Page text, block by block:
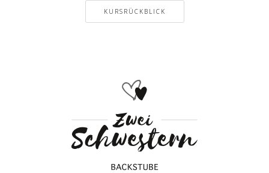
KURSRÜCKBLICK